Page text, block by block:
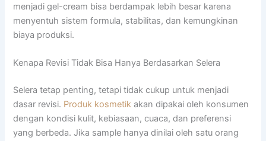
menjadi gel-cream bisa berdampak lebih besar karena
menyentuh sistem formula, stabilitas, dan kemungkinan
biaya produksi.
Kenapa Revisi Tidak Bisa Hanya Berdasarkan Selera
Selera tetap penting, tetapi tidak cukup untuk menjadi
dasar revisi. Produk kosmetik akan dipakai oleh konsumen
dengan kondisi kulit, kebiasaan, cuaca, dan preferensi
yang berbeda. Jika sample hanya dinilai oleh satu orang